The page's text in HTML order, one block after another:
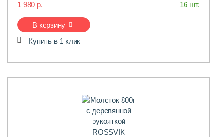
1 980 р. 16 шт.
В корзину
Купить в 1 клик